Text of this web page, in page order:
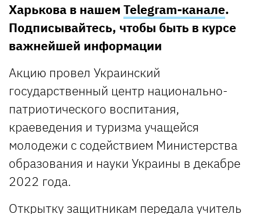
Харькова в нашем Telegram-канале.
Подписывайтесь, чтобы быть в курсе
важнейшей информации
Акцию провел Украинский
государственный центр национально-
патриотического воспитания,
краеведения и туризма учащейся
молодежи с содействием Министерства
образования и науки Украины в декабре
2022 года.
Открытку защитникам передала учитель